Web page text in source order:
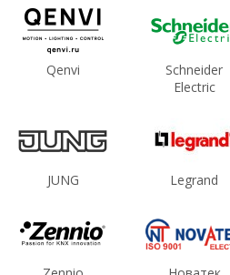
Qenvi
Schneider
Electric
JUNG Legrand